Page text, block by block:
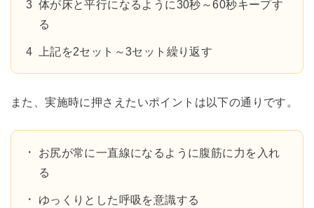
体が床と平行になるように30秒～60秒キープす
る
上記を2セット～3セット繰り返す
また、実施時に押さえたいポイントは以下の通りです。
お尻が常に一直線になるように腹筋に力を入れ
る
ゆっくりとした呼吸を意識する